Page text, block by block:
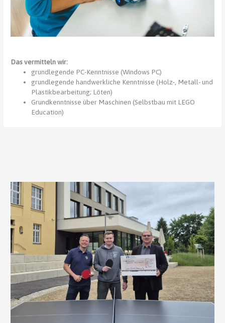
Das vermitteln wir:
grundlegende PC-Kenntnisse (Windows PC)
grundlegende handwerkliche Kenntnisse (Holz-, Metall- und
Plastikbearbeitung; Löten)
Grundkenntnisse über Maschinen (Selbstbau mit LEGO
Education)